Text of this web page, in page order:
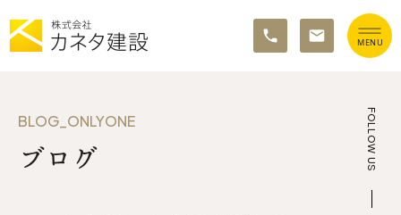
イベント情報 FOLLOW US
BLOG_ONLYONE
ブログ